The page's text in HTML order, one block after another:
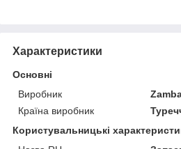
Характеристики
Основні
Виробник
Країна виробник
Користувальницькі